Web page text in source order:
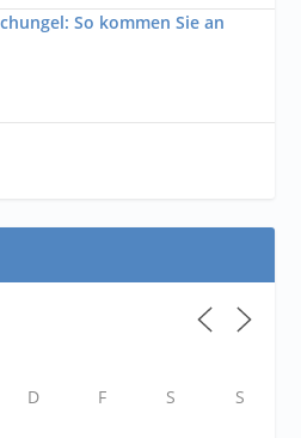
So kommen Sie an
D F S S